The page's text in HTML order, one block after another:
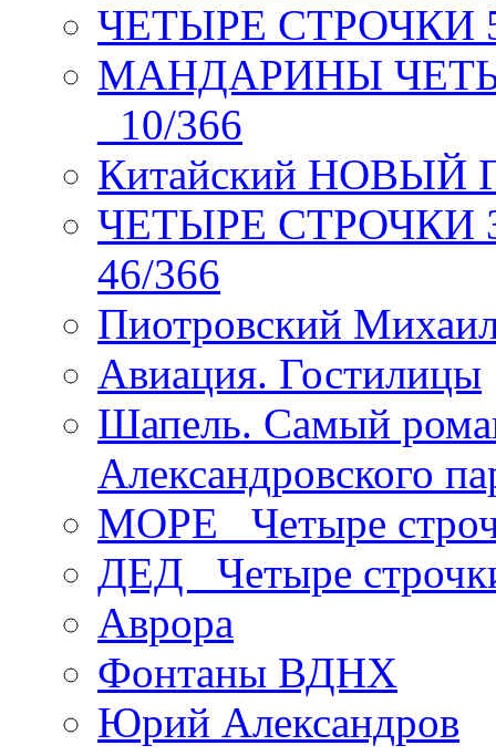
ЧЕТЫРЕ СТРОЧКИ 5
МАНДАРИНЫ
_10/366
Китайский НОВЫЙ
ЧЕТЫРЕ СТРОЧКИ
46/366
Пиотровский
Авиация. Гостилицы
Шапель. Самый
Александровского
МОРЕ _Четыре
ДЕД _Четыре
Аврора
Фонтаны ВДНХ
Юрий Александров